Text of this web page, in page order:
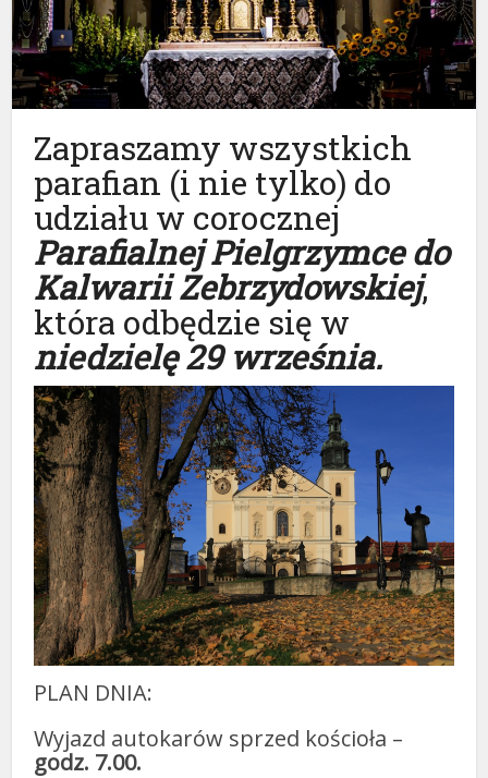
Zapraszamy wszystkich
parafian (i nie tylko) do
udziału w corocznej
Parafialnej Pielgrzymce do
Kalwarii Zebrzydowskiej,
która odbędzie się w
niedzielę 29 września.
PLAN DNIA:
Wyjazd autokarów sprzed kościoła –
godz. 7.00.